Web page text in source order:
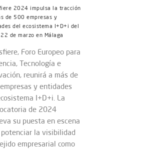
2024 impulsa la tracción
de 500 empresas y
del ecosistema I+D+i del
de marzo en Málaga
Foro Europeo para
Tecnología e
reunirá a más de
y entidades
I+D+i. La
de 2024
su puesta en escena
potenciar la visibilidad
empresarial como